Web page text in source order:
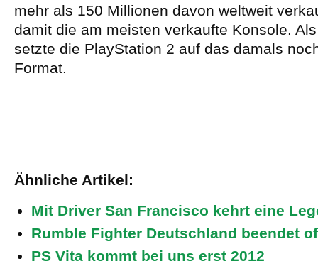
mehr als 150 Millionen davon weltweit
damit die am meisten verkaufte Konsole.
setzte die PlayStation 2 auf das damals
Format.
Ähnliche Artikel:
Mit Driver San Francisco kehrt eine
Rumble Fighter Deutschland beendet
PS Vita kommt bei uns erst 2012